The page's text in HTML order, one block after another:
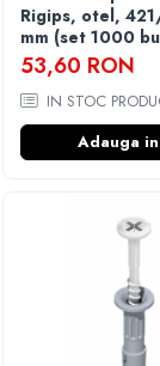
Rigips, otel,
mm (set 1000
53,60 RON
IN STOC
Adauga